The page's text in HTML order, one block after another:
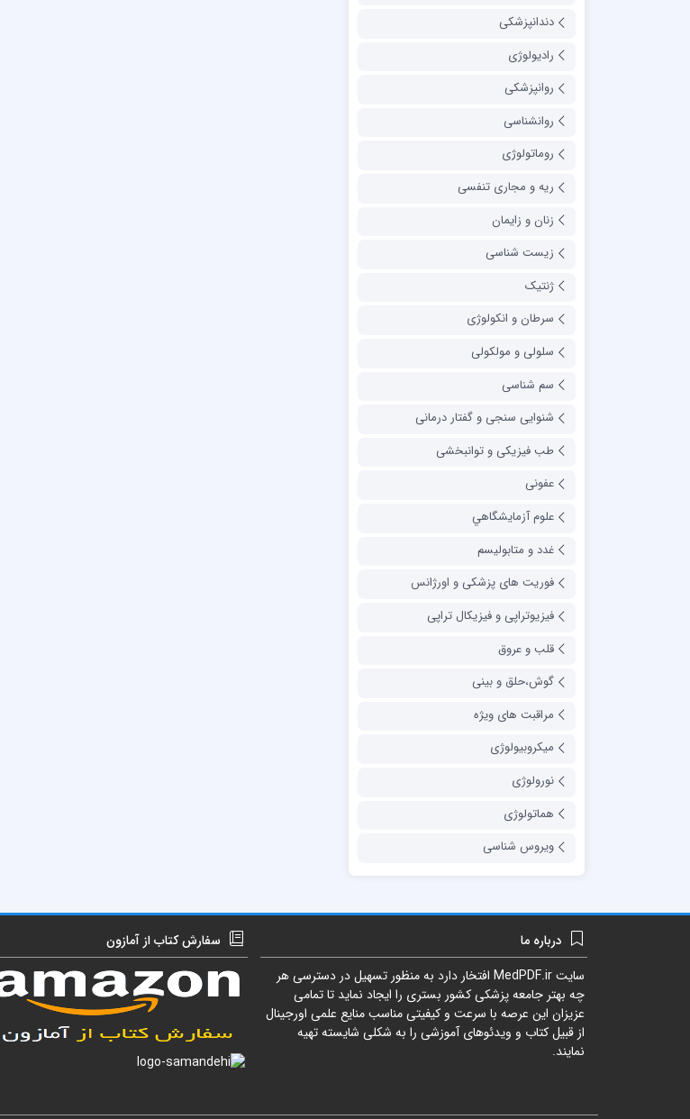
دندانپزشکی
رادیولوژی
روانپزشکی
روانشناسی
روماتولوژی
ریه و مجاری تنفسی
زنان و زایمان
زیست شناسی
ژنتیک
سرطان و انکولوژی
سلولی و مولکولی
سم شناسی
شنوایی سنجی و گفتار درمانی
طب فیزیکی و توانبخشی
عفونی
علوم آزمايشگاهي
غدد و متابولیسم
فوریت های پزشکی و اورژانس
فیزیوتراپی و فیزیکال تراپی
قلب و عروق
گوش،حلق و بینی
مراقبت های ویژه
میکروبیولوژی
نورولوژی
هماتولوژی
ویروس شناسی
درباره ما
سایتMedPDF.ir افتخار دارد به منظور تسهیل در دسترسی هر
چه بهتر جامعه پزشکی کشور بستری را ایجاد نماید تا تمامی
عزیزان این عرصه با سرعت و کیفیتی مناسب منایع علمی اورجینال
از قبیل کتاب و ویدئوهای آموزشی را به شکلی شایسته تهیه
نمایند.
سفارش کتاب از آمازون